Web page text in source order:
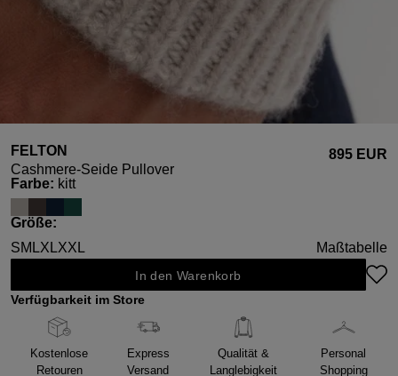
FELTON
Cashmere-Seide Pullover
895 EUR
Farbeauswählen
: kitt
Größeauswählen
:
SM LXLXXL Maßtabelle
In den Warenkorb
Verfügbarkeit im Store
Kostenlose
Retouren
Express
Versand
Qualität &
Langlebigkeit
Personal
Shopping